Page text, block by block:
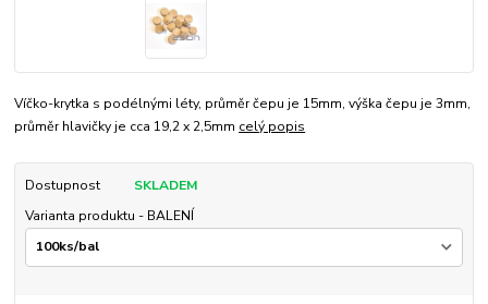
Víčko-krytka s podélnými léty, průměr čepu je 15mm, výška čepu je 3mm,
průměr hlavičky je cca 19,2 x 2,5mm celý popis
Dostupnost
SKLADEM
Varianta produktu - BALENÍ